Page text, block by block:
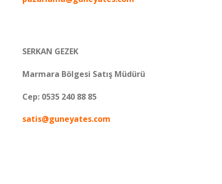
SERKAN GEZEK
Marmara Bölgesi Satış Müdürü
Cep: 0535 240 88 85
satis@guneyates.com